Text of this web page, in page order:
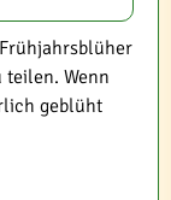
teilen. Wenn
geblüht